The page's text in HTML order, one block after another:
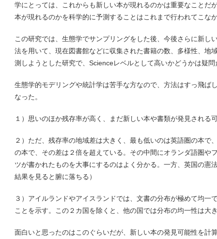
学にとっては、これからも新しい本が現れるのかは重要なことだ
本が現れるのかを科学的に予測することはこれまで行われてこな
この研究では、生態学でサンプリングをした後、今後さらに新し
法を用いて、現在図書館などに収集された書籍の数、多様性、地
測しようとした研究で、Scienceレベルとして高いかどうかは疑
生態学的モデリングや統計学は苦手な方なので、方法はすっ飛ば
なった。
１）思いのほか残存率が高く、まだ新しい本や書類が発見される
２）ただ、残存率の地域差は大きく、最も低いのは英語圏の本で
の本で、その差は２倍を超えている。その中間にオランダ語圏や
ツが書かれたものを大事にするのはよく分かる。一方、英国の憲
結果を見ると腑に落ちる）
３）アイルランドやアイスランドでは、文書の分布が極めて均一
ことを示す。この２カ国を除くと、他の国では分布の均一性は大
面白いと思ったのはこのぐらいだが、新しい本の発見可能性を計